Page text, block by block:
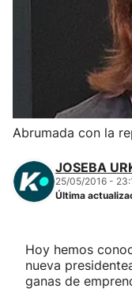
Herri-kirolak
Balonmano
Kirolak 360
Carreras de
Abrumada con la
JOSEBA
25/05/2016 -
Última
Hoy hemos
nueva
ganas de